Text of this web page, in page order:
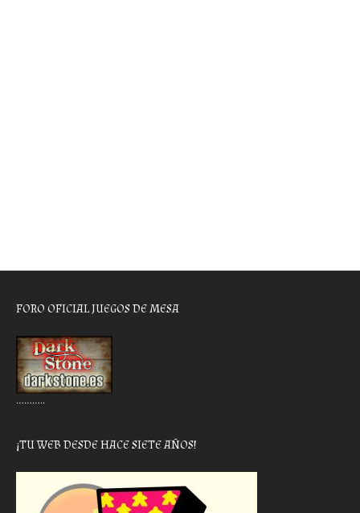
FORO OFICIAL JUEGOS DE MESA
………..
¡TU WEB DESDE HACE SIETE AÑOS!